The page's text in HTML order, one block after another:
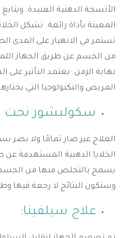
الأنسجة الدهنية العنيدة.
المعينة بأداة رائعة. تشكل
تستمر في الانهيار على المدى
من الجسم عن طريق الجهاز
نهاية الزمن. يعتمد التأثير
المريض والتكنولوجيا التي
سكولبشور نحت
العلاج غير ضار تمامًا ولا
الخلايا الدهنية المستهدفة
يسمح بالتخلص منها من
وستكون النتائج لا رجعة فيها
علاج سيلفينا: